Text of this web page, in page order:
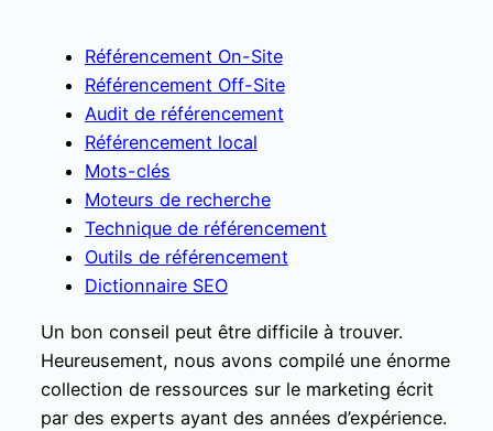
Référencement On-Site
Référencement Off-Site
Audit de référencement
Référencement local
Mots-clés
Moteurs de recherche
Technique de référencement
Outils de référencement
Dictionnaire SEO
Un bon conseil peut être difficile à trouver.
Heureusement, nous avons compilé une énorme
collection de ressources sur le marketing écrit
par des experts ayant des années d’expérience.